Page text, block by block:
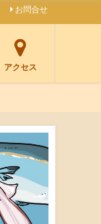
お問合せ
アクセス